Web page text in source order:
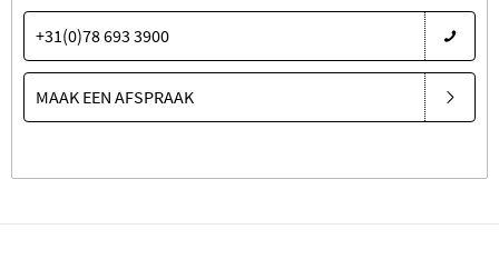
+31(0)78 693 3900
MAAK EEN AFSPRAAK